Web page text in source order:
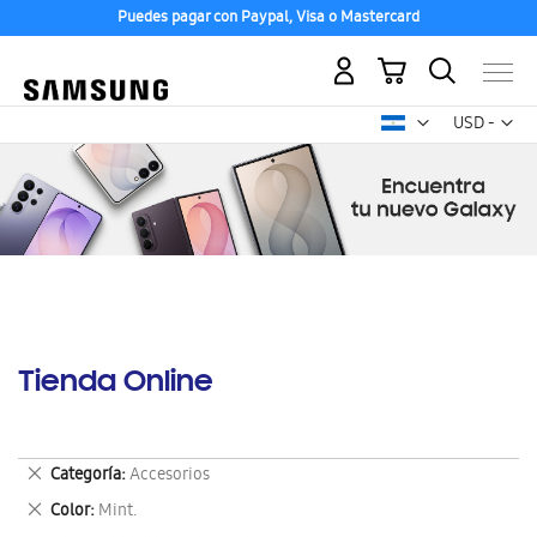
Puedes pagar con Paypal, Visa o Mastercard
USD -
dólar
Mi carrito
Tienda Online
Categoría Accesorios
Eliminar
este
artículo
Color Mint.
Eliminar